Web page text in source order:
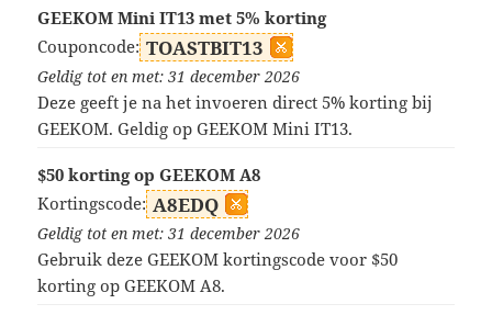
GEEKOM Mini IT13 met 5% korting
Couponcode: TOASTBIT13
Geldig tot en met: 31 december 2026
Deze geeft je na het invoeren direct 5% korting bij
GEEKOM. Geldig op GEEKOM Mini IT13.
$50 korting op GEEKOM A8
Kortingscode: A8EDQ
Geldig tot en met: 31 december 2026
Gebruik deze GEEKOM kortingscode voor $50
korting op GEEKOM A8.